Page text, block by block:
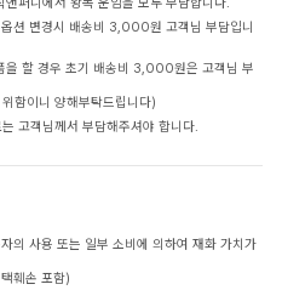
션 변경시 배송비 3,000원 고객님 부담입니
을 할 경우 초기 배송비 3,000원은 고객님 부
함이니 양해부탁드립니다)
고객님께서 부담해주셔야 합니다.
의 사용 또는 일부 소비에 의하여 재화 가치가
훼손 포함)